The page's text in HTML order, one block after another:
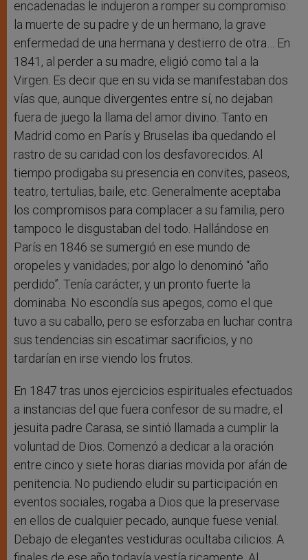
encadenadas le indujeron a romper su compromiso:
la muerte de su padre y de un hermano, la grave
enfermedad de una hermana y destierro de otra… En
1841, al perder a su madre, eligió como tal a la
Virgen. Es decir que en su vida se manifestaban dos
vías que, aunque divergentes entre sí, no dejaban
fuera de juego la llama del amor divino. Tanto en
Madrid como en París y Bruselas iba quedando el
rastro de su caridad con los desfavorecidos. Al
tiempo prodigaba su presencia en convites, paseos,
teatro, tertulias, baile, etc. Generalmente aceptaba
los compromisos para complacer a su familia, pero
tampoco le disgustaban del todo. Hallándose en
París en 1846 se sumergió en ese mundo de
oropeles y vanidades; por algo lo denominó “año
perdido”. Tenía carácter, y un pronto fuerte la
dominaba. No escondía sus apegos, como el que
tuvo a su caballo, pero se esforzaba en luchar contra
sus tendencias sin escatimar sacrificios, y no
tardarían en irse viendo los frutos.
En 1847 tras unos ejercicios espirituales efectuados
a instancias del que fuera confesor de su madre, el
jesuita padre Carasa, se sintió llamada a cumplir la
voluntad de Dios. Comenzó a dedicar a la oración
entre cinco y siete horas diarias movida por afán de
penitencia. No pudiendo eludir su participación en
eventos sociales, rogaba a Dios que la preservase
en ellos de cualquier pecado, aunque fuese venial.
Debajo de elegantes vestiduras ocultaba cilicios. A